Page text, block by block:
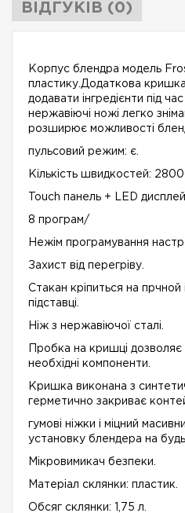
ВІДГУКІВ (0)
Корпус блендра модель
пластику.Додаткова
додавати інгредієнти під
нержавіючі ножі легко
розширює можливості
пульсовий режим: є.
Кількість швидкостей:
Touch панель + LED дисплей.
8 програм/
Hежім програмування
Захист від перегріву.
Стакан кріпиться на
підставці.
Ніж з нержавіючої сталі.
Пробка на кришці
необхідні компоненти.
Кришка виконана з
герметично закриває
гумові ніжки і міцний
установку блендера на
Мікровимикач безпеки.
Матеріал склянки: пластик.
Обсяг склянки: 1,75 л.